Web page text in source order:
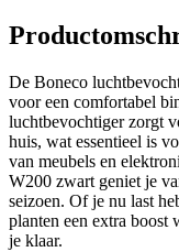
De Boneco
voor een comfortabel
luchtbevochtiger zorgt
huis, wat essentieel is
van meubels en
W200 zwart geniet je
seizoen. Of je nu last
planten een extra boost
je klaar.